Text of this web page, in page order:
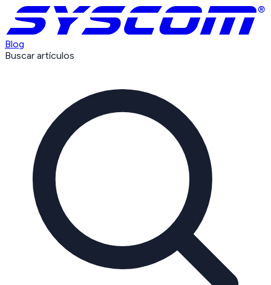
Blog
Buscar artículos